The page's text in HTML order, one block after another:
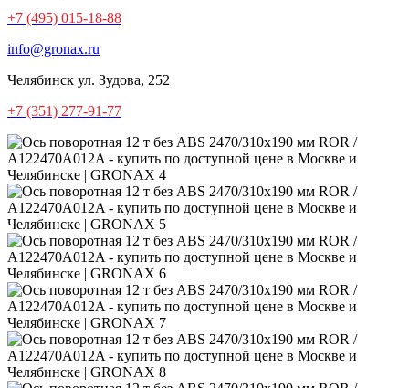
+7 (495) 015-18-88
info@gronax.ru
Челябинск ул. Зудова, 252
+7 (351) 277-91-77